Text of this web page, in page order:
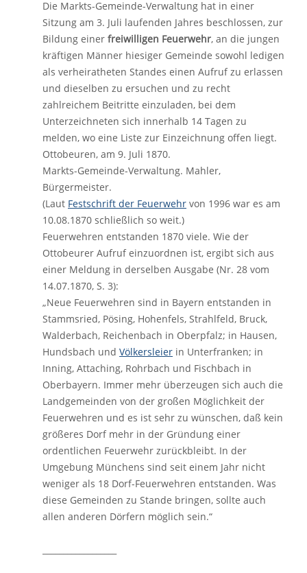
Die Markts-Gemeinde-Verwaltung hat in einer
Sitzung am 3. Juli laufenden Jahres beschlossen, zur
Bildung einer freiwilligen Feuerwehr, an die jungen
kräftigen Männer hiesiger Gemeinde sowohl ledigen
als verheiratheten Standes einen Aufruf zu erlassen
und dieselben zu ersuchen und zu recht
zahlreichem Beitritte einzuladen, bei dem
Unterzeichneten sich innerhalb 14 Tagen zu
melden, wo eine Liste zur Einzeichnung offen liegt.
Ottobeuren, am 9. Juli 1870.
Markts-Gemeinde-Verwaltung. Mahler,
Bürgermeister.
(Laut Festschrift der Feuerwehr von 1996 war es am
10.08.1870 schließlich so weit.)
Feuerwehren entstanden 1870 viele. Wie der
Ottobeurer Aufruf einzuordnen ist, ergibt sich aus
einer Meldung in derselben Ausgabe (Nr. 28 vom
14.07.1870, S. 3):
„Neue Feuerwehren sind in Bayern entstanden in
Stammsried, Pösing, Hohenfels, Strahlfeld, Bruck,
Walderbach, Reichenbach in Oberpfalz; in Hausen,
Hundsbach und Völkersleier in Unterfranken; in
Inning, Attaching, Rohrbach und Fischbach in
Oberbayern. Immer mehr überzeugen sich auch die
Landgemeinden von der großen Möglichkeit der
Feuerwehren und es ist sehr zu wünschen, daß kein
größeres Dorf mehr in der Gründung einer
ordentlichen Feuerwehr zurückbleibt. In der
Umgebung Münchens sind seit einem Jahr nicht
weniger als 18 Dorf-Feuerwehren entstanden. Was
diese Gemeinden zu Stande bringen, sollte auch
allen anderen Dörfern möglich sein.“